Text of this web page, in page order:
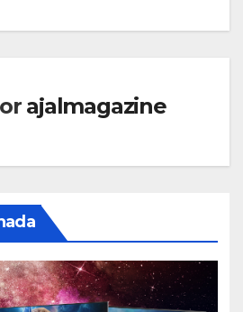
ajalmagazine